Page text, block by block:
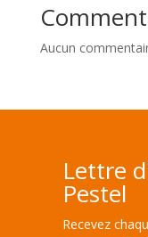
Aucun
Lettre
Pestel
Recevez